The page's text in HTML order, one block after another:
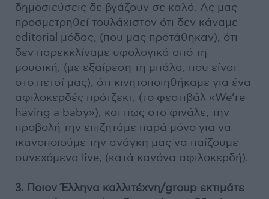
δημοσιεύσεις δε βγάζουν σε καλό. Ας μας
προσμετρηθεί τουλάχιστον ότι δεν κάναμε
editorial μόδας, (που μας προτάθηκαν), ότι
δεν παρεκκλίναμε υφολογικά από τη
μουσική, (με εξαίρεση τη μπάλα, που είναι
στο πετσί μας), ότι κινητοποιηθήκαμε για ένα
αφιλοκερδές πρότζεκτ, (το φεστιβάλ «We’re
having a baby»), και πως στο φινάλε, την
προβολή την επιζητάμε παρά μόνο για να
ικανοποιούμε την ανάγκη μας να παίζουμε
συνεχόμενα live, (κατά κανόνα αφιλοκερδή).
3. Ποιον Έλληνα καλλιτέχνη/group εκτιμάτε